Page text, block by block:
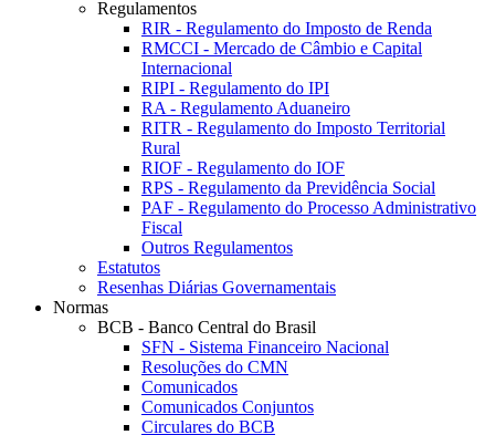
Regulamentos
RIR - Regulamento do Imposto de Renda
RMCCI - Mercado de Câmbio e Capital
Internacional
RIPI - Regulamento do IPI
RA - Regulamento Aduaneiro
RITR - Regulamento do Imposto Territorial
Rural
RIOF - Regulamento do IOF
RPS - Regulamento da Previdência Social
PAF - Regulamento do Processo Administrativo
Fiscal
Outros Regulamentos
Estatutos
Resenhas Diárias Governamentais
Normas
BCB - Banco Central do Brasil
SFN - Sistema Financeiro Nacional
Resoluções do CMN
Comunicados
Comunicados Conjuntos
Circulares do BCB